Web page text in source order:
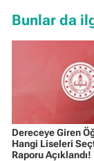
Bunlar da
Dereceye Giren
Hangi Liseleri
Raporu Açıklandı!